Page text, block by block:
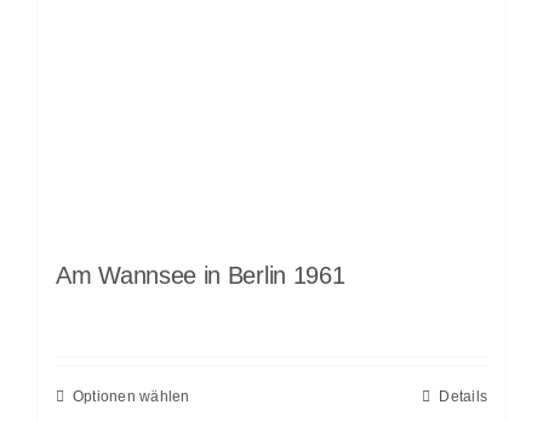
Am Wannsee in Berlin 1961
Optionen wählen Details